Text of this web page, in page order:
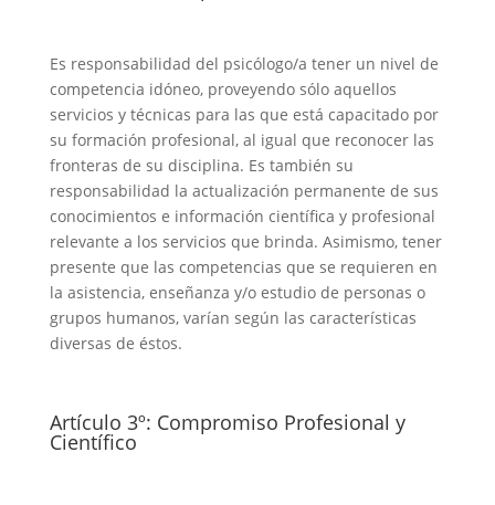
Es responsabilidad del psicólogo/a tener un nivel de
competencia idóneo, proveyendo sólo aquellos
servicios y técnicas para las que está capacitado por
su formación profesional, al igual que reconocer las
fronteras de su disciplina. Es también su
responsabilidad la actualización permanente de sus
conocimientos e información científica y profesional
relevante a los servicios que brinda. Asimismo, tener
presente que las competencias que se requieren en
la asistencia, enseñanza y/o estudio de personas o
grupos humanos, varían según las características
diversas de éstos.
Artículo 3º: Compromiso Profesional y
Científico